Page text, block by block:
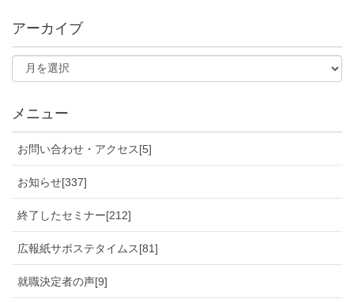
アーカイブ
メニュー
お問い合わせ・アクセス[5]
お知らせ[337]
終了したセミナー[212]
広報紙サポステタイムス[81]
就職決定者の声[9]